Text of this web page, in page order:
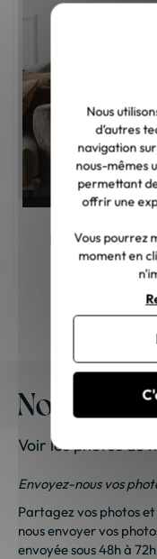
Meuble en
Nos
Voir les photos de
Envoyez-nous vos
Partagez vos photos
nous envoyer vos
envoyée sous 48h à
Nous
d’autres
navigation
nous-mêmes
permettant
offrir une
Vous pourrez
moment en